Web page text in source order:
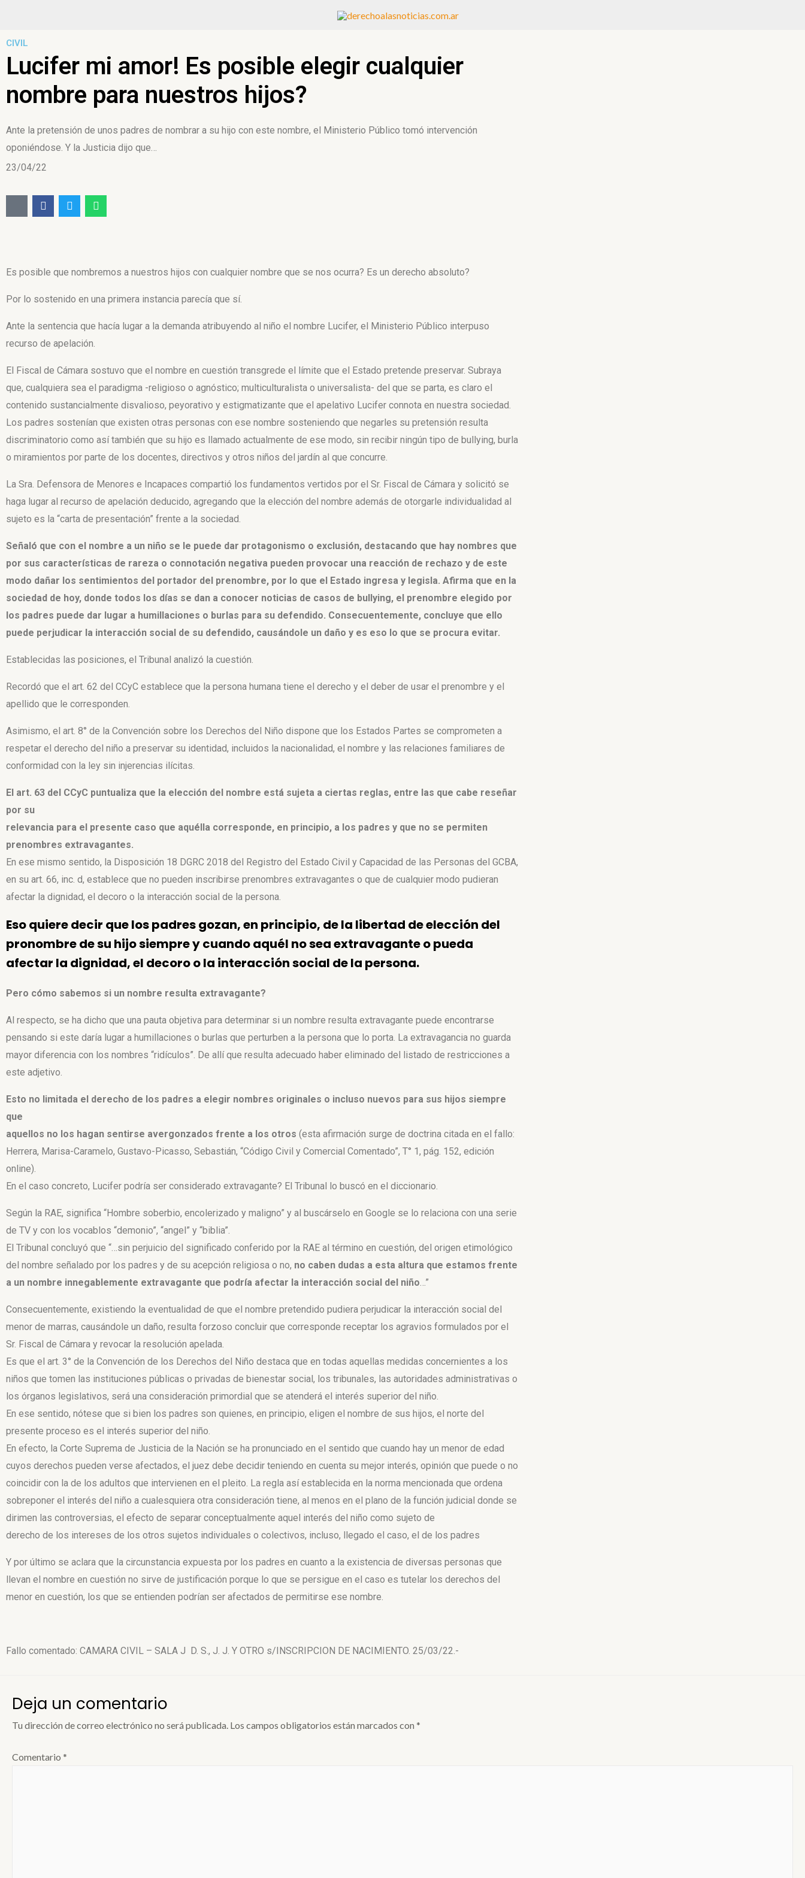
CIVIL
Lucifer mi amor! Es posible elegir cualquier
nombre para nuestros hijos?
Ante la pretensión de unos padres de nombrar a su hijo con este nombre, el Ministerio Público tomó intervención
oponiéndose. Y la Justicia dijo que…
23/04/22
Es posible que nombremos a nuestros hijos con cualquier nombre que se nos ocurra? Es un derecho absoluto?
Por lo sostenido en una primera instancia parecía que sí.
Ante la sentencia que hacía lugar a la demanda atribuyendo al niño el nombre Lucifer, el Ministerio Público interpuso
recurso de apelación.
El Fiscal de Cámara sostuvo que el nombre en cuestión transgrede el límite que el Estado pretende preservar. Subraya
que, cualquiera sea el paradigma -religioso o agnóstico; multiculturalista o universalista- del que se parta, es claro el
contenido sustancialmente disvalioso, peyorativo y estigmatizante que el apelativo Lucifer connota en nuestra sociedad.
Los padres sostenían que existen otras personas con ese nombre sosteniendo que negarles su pretensión resulta
discriminatorio como así también que su hijo es llamado actualmente de ese modo, sin recibir ningún tipo de bullying, burla
o miramientos por parte de los docentes, directivos y otros niños del jardín al que concurre.
La Sra. Defensora de Menores e Incapaces compartió los fundamentos vertidos por el Sr. Fiscal de Cámara y solicitó se
haga lugar al recurso de apelación deducido, agregando que la elección del nombre además de otorgarle individualidad al
sujeto es la “carta de presentación” frente a la sociedad.
Señaló que con el nombre a un niño se le puede dar protagonismo o exclusión, destacando que hay nombres que
por sus características de rareza o connotación negativa pueden provocar una reacción de rechazo y de este
modo dañar los sentimientos del portador del prenombre, por lo que el Estado ingresa y legisla. Afirma que en la
sociedad de hoy, donde todos los días se dan a conocer noticias de casos de bullying, el prenombre elegido por
los padres puede dar lugar a humillaciones o burlas para su defendido. Consecuentemente, concluye que ello
puede perjudicar la interacción social de su defendido, causándole un daño y es eso lo que se procura evitar.
Establecidas las posiciones, el Tribunal analizó la cuestión.
Recordó que el art. 62 del CCyC establece que la persona humana tiene el derecho y el deber de usar el prenombre y el
apellido que le corresponden.
Asimismo, el art. 8° de la Convención sobre los Derechos del Niño dispone que los Estados Partes se comprometen a
respetar el derecho del niño a preservar su identidad, incluidos la nacionalidad, el nombre y las relaciones familiares de
conformidad con la ley sin injerencias ilícitas.
El art. 63 del CCyC puntualiza que la elección del nombre está sujeta a ciertas reglas, entre las que cabe reseñar
por su
relevancia para el presente caso que aquélla corresponde, en principio, a los padres y que no se permiten
prenombres extravagantes.
En ese mismo sentido, la Disposición 18 DGRC 2018 del Registro del Estado Civil y Capacidad de las Personas del GCBA,
en su art. 66, inc. d, establece que no pueden inscribirse prenombres extravagantes o que de cualquier modo pudieran
afectar la dignidad, el decoro o la interacción social de la persona.
Eso quiere decir que los padres gozan, en principio, de la libertad de elección del
pronombre de su hijo siempre y cuando aquél no sea extravagante o pueda
afectar la dignidad, el decoro o la interacción social de la persona.
Pero cómo sabemos si un nombre resulta extravagante?
Al respecto, se ha dicho que una pauta objetiva para determinar si un nombre resulta extravagante puede encontrarse
pensando si este daría lugar a humillaciones o burlas que perturben a la persona que lo porta. La extravagancia no guarda
mayor diferencia con los nombres “ridículos”. De allí que resulta adecuado haber eliminado del listado de restricciones a
este adjetivo.
Esto no limitada el derecho de los padres a elegir nombres originales o incluso nuevos para sus hijos siempre
que
aquellos no los hagan sentirse avergonzados frente a los otros (esta afirmación surge de doctrina citada en el fallo:
Herrera, Marisa-Caramelo, Gustavo-Picasso, Sebastián, “Código Civil y Comercial Comentado”, T° 1, pág. 152, edición
online).
En el caso concreto, Lucifer podría ser considerado extravagante? El Tribunal lo buscó en el diccionario.
Según la RAE, significa “Hombre soberbio, encolerizado y maligno” y al buscárselo en Google se lo relaciona con una serie
de TV y con los vocablos “demonio”, “angel” y “biblia”.
El Tribunal concluyó que “…sin perjuicio del significado conferido por la RAE al término en cuestión, del origen etimológico
del nombre señalado por los padres y de su acepción religiosa o no, no caben dudas a esta altura que estamos frente
a un nombre innegablemente extravagante que podría afectar la interacción social del niño…”
Consecuentemente, existiendo la eventualidad de que el nombre pretendido pudiera perjudicar la interacción social del
menor de marras, causándole un daño, resulta forzoso concluir que corresponde receptar los agravios formulados por el
Sr. Fiscal de Cámara y revocar la resolución apelada.
Es que el art. 3° de la Convención de los Derechos del Niño destaca que en todas aquellas medidas concernientes a los
niños que tomen las instituciones públicas o privadas de bienestar social, los tribunales, las autoridades administrativas o
los órganos legislativos, será una consideración primordial que se atenderá el interés superior del niño.
En ese sentido, nótese que si bien los padres son quienes, en principio, eligen el nombre de sus hijos, el norte del
presente proceso es el interés superior del niño.
En efecto, la Corte Suprema de Justicia de la Nación se ha pronunciado en el sentido que cuando hay un menor de edad
cuyos derechos pueden verse afectados, el juez debe decidir teniendo en cuenta su mejor interés, opinión que puede o no
coincidir con la de los adultos que intervienen en el pleito. La regla así establecida en la norma mencionada que ordena
sobreponer el interés del niño a cualesquiera otra consideración tiene, al menos en el plano de la función judicial donde se
dirimen las controversias, el efecto de separar conceptualmente aquel interés del niño como sujeto de
derecho de los intereses de los otros sujetos individuales o colectivos, incluso, llegado el caso, el de los padres
Y por último se aclara que la circunstancia expuesta por los padres en cuanto a la existencia de diversas personas que
llevan el nombre en cuestión no sirve de justificación porque lo que se persigue en el caso es tutelar los derechos del
menor en cuestión, los que se entienden podrían ser afectados de permitirse ese nombre.
Fallo comentado: CAMARA CIVIL – SALA J D. S., J. J. Y OTRO s/INSCRIPCION DE NACIMIENTO. 25/03/22.-
Deja un comentario
Tu dirección de correo electrónico no será publicada. Los campos obligatorios están marcados con *
Comentario *